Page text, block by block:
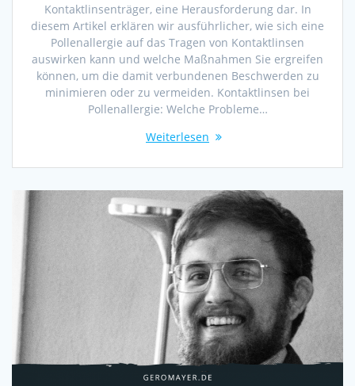
Kontaktlinsenträger, eine Herausforderung dar. In
diesem Artikel erklären wir ausführlicher, wie sich eine
Pollenallergie auf das Tragen von Kontaktlinsen
auswirken kann und welche Maßnahmen Sie ergreifen
können, um die damit verbundenen Beschwerden zu
minimieren oder zu vermeiden. Kontaktlinsen bei
Pollenallergie: Welche Probleme…
Weiterlesen